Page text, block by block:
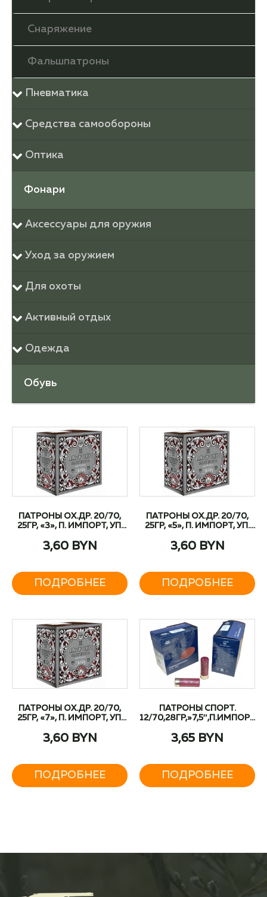
Снаряжение
Фальшпатроны
Пневматика
Средства самообороны
Оптика
Фонари
Аксессуары для оружия
Уход за оружием
Для охоты
Активный отдых
Одежда
Обувь
ПАТРОНЫ ОХ.ДР. 20/70,
25ГР, «3», П. ИМПОРТ, УП.
3,60 BYN
ПОДРОБНЕЕ
ПАТРОНЫ ОХ.ДР. 20/70,
25ГР, «5», П. ИМПОРТ, УП.
3,60 BYN
ПОДРОБНЕЕ
ПАТРОНЫ ОХ.ДР. 20/70,
25ГР, «7», П. ИМПОРТ, УП.
3,60 BYN
ПОДРОБНЕЕ
ПАТРОНЫ СПОРТ.
12/
3,65 BYN
ПОДРОБНЕЕ